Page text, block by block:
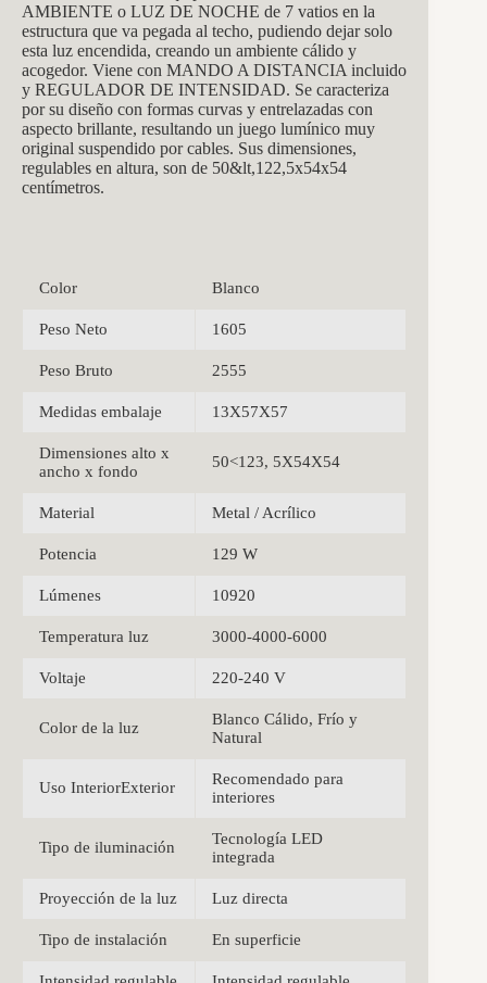
AMBIENTE o LUZ DE NOCHE de 7 vatios en la
estructura que va pegada al techo, pudiendo dejar solo
esta luz encendida, creando un ambiente cálido y
acogedor. Viene con MANDO A DISTANCIA incluido
y REGULADOR DE INTENSIDAD. Se caracteriza
por su diseño con formas curvas y entrelazadas con
aspecto brillante, resultando un juego lumínico muy
original suspendido por cables. Sus dimensiones,
regulables en altura, son de 50&lt,122,5x54x54
centímetros.
Color Blanco
Peso Neto 1605
Peso Bruto 2555
Medidas embalaje 13X57X57
Dimensiones alto x
ancho x fondo
50<123, 5X54X54
Material Metal / Acrílico
Potencia 129 W
Lúmenes 10920
Temperatura luz 3000-4000-6000
Voltaje 220-240 V
Color de la luz
Blanco Cálido, Frío y
Natural
Uso InteriorExterior
Recomendado para
interiores
Tipo de iluminación
Tecnología LED
integrada
Proyección de la luz Luz directa
Tipo de instalación En superficie